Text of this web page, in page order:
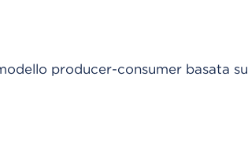
producer-consumer basata su